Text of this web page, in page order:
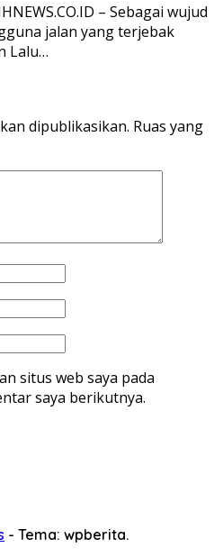
– Sebagai wujud
jalan yang terjebak
Lalu…
dipublikasikan. Ruas yang
situs web saya pada
saya berikutnya.
- Tema: wpberita.